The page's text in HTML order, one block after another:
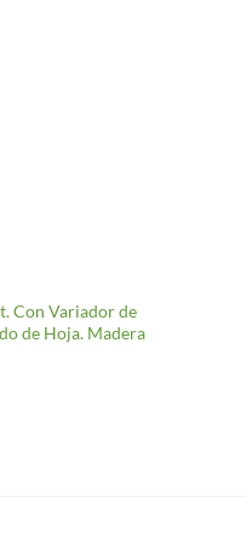
Con Variador de
de Hoja. Madera